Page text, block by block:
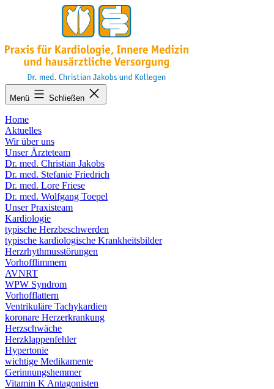
KARDIO-
MA.de
Menü Schließen
Home
Aktuelles
Wir über uns
Unser Ärzteteam
Dr. med. Christian Jakobs
Dr. med. Stefanie Friedrich
Dr. med. Lore Friese
Dr. med. Wolfgang Toepel
Unser Praxisteam
Kardiologie
typische Herzbeschwerden
typische kardiologische Krankheitsbilder
Herzrhythmusstörungen
Vorhofflimmern
AVNRT
WPW Syndrom
Vorhofflattern
Ventrikuläre Tachykardien
koronare Herzerkrankung
Herzschwäche
Herzklappenfehler
Hypertonie
wichtige Medikamente
Gerinnungshemmer
Vitamin K Antagonisten